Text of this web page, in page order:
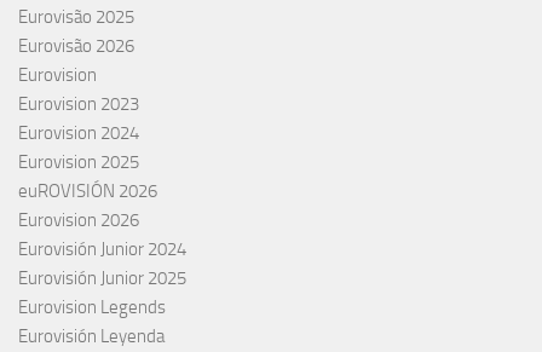
Eurovisão 2025
Eurovisão 2026
Eurovision
Eurovision 2023
Eurovision 2024
Eurovision 2025
euROVISIÓN 2026
Eurovision 2026
Eurovisión Junior 2024
Eurovisión Junior 2025
Eurovision Legends
Eurovisión Leyenda